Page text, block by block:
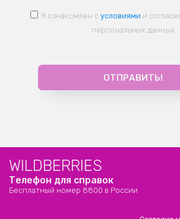
Я ознакомлен с условиями и
персональных данных
WILDBERRIES
Телефон для справок
Бесплатный номер 8800 в России